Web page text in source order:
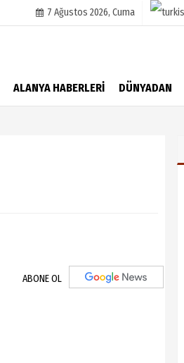
7 Ağustos 2026, Cuma
ALANYA HABERLERİ DÜNYADAN
Köşe Yazarları
Video Galeri
ABONE OL